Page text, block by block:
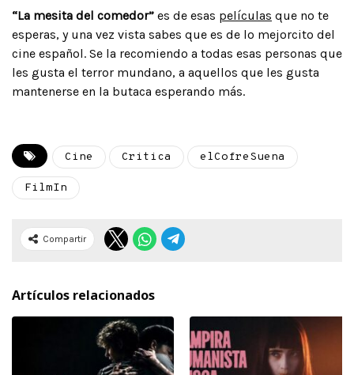
“La mesita del comedor” es de esas películas que no te
esperas, y una vez vista sabes que es de lo mejorcito del
cine español. Se la recomiendo a todas esas personas que
les gusta el terror mundano, a aquellos que les gusta
mantenerse en la butaca esperando más.
Cine Critica elCofreSuena
FilmIn
Compartir
Artículos relacionados